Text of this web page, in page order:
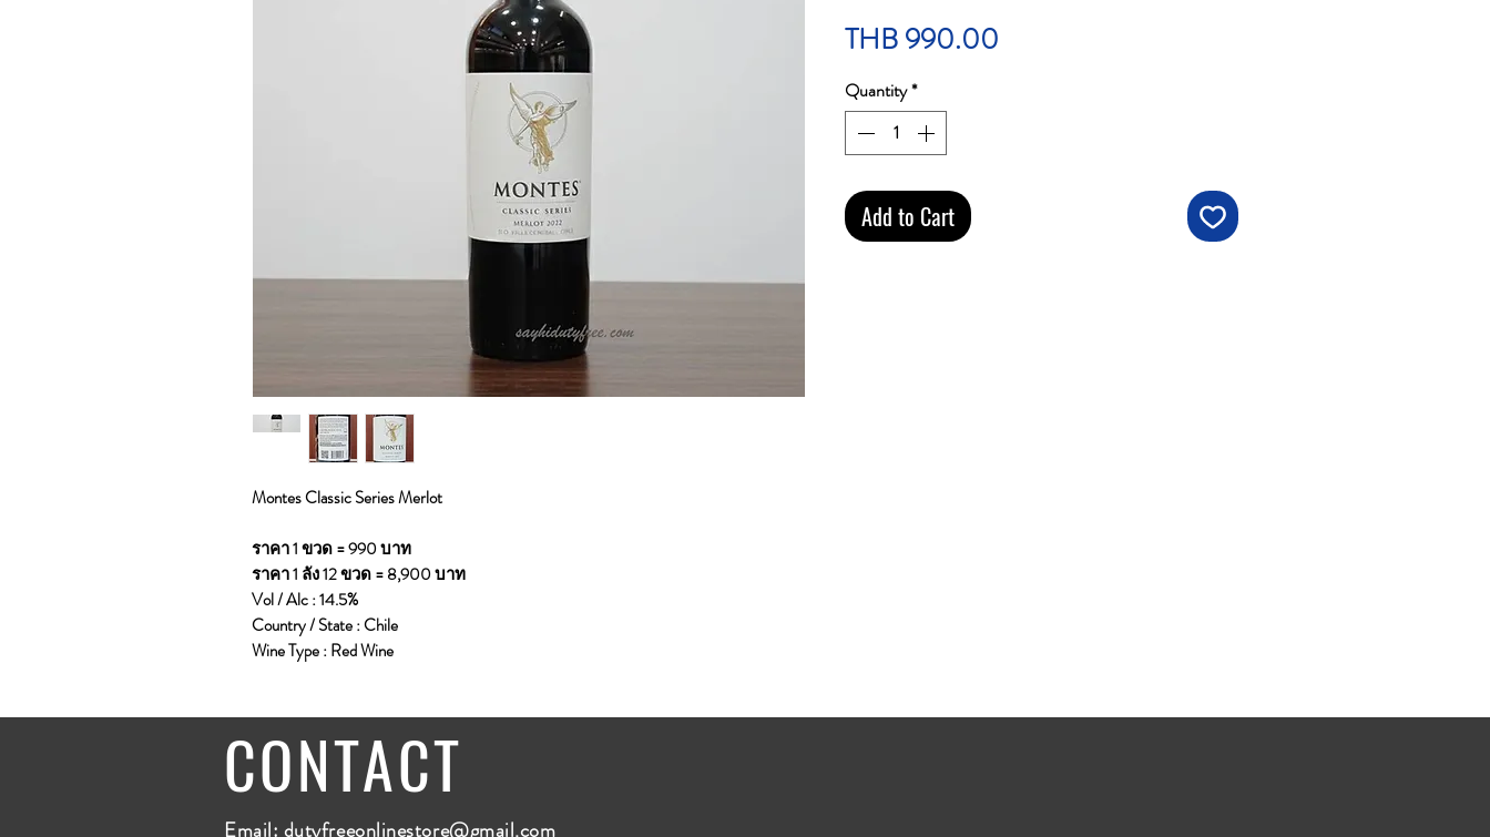
Montes Classic Series Merlot
ราคา 1 ขวด = 990 บาท
ราคา 1 ลัง 12 ขวด = 8,900 บาท
Vol / Alc : 14.5%
Country / State : Chile
Wine Type : Red Wine
THB 990.00
Quantity*
Add to Cart
CONTACT
Email: dutyfreeonlinestore@gmail.com